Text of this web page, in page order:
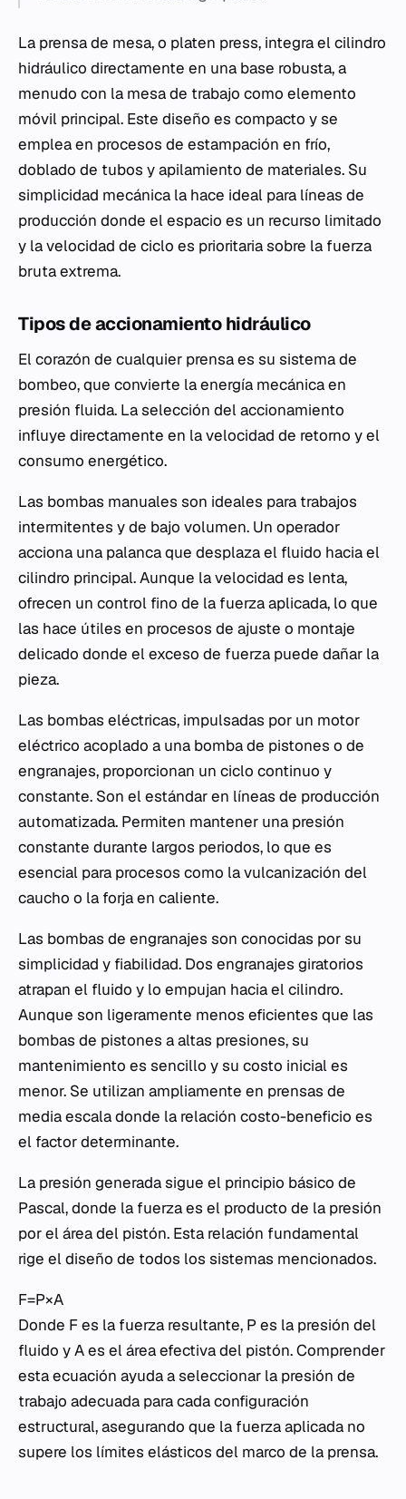
La prensa de mesa, o platen press, integra el cilindro
hidráulico directamente en una base robusta, a
menudo con la mesa de trabajo como elemento
móvil principal. Este diseño es compacto y se
emplea en procesos de estampación en frío,
doblado de tubos y apilamiento de materiales. Su
simplicidad mecánica la hace ideal para líneas de
producción donde el espacio es un recurso limitado
y la velocidad de ciclo es prioritaria sobre la fuerza
bruta extrema.
Tipos de accionamiento hidráulico
El corazón de cualquier prensa es su sistema de
bombeo, que convierte la energía mecánica en
presión fluida. La selección del accionamiento
influye directamente en la velocidad de retorno y el
consumo energético.
Las bombas manuales son ideales para trabajos
intermitentes y de bajo volumen. Un operador
acciona una palanca que desplaza el fluido hacia el
cilindro principal. Aunque la velocidad es lenta,
ofrecen un control fino de la fuerza aplicada, lo que
las hace útiles en procesos de ajuste o montaje
delicado donde el exceso de fuerza puede dañar la
pieza.
Las bombas eléctricas, impulsadas por un motor
eléctrico acoplado a una bomba de pistones o de
engranajes, proporcionan un ciclo continuo y
constante. Son el estándar en líneas de producción
automatizada. Permiten mantener una presión
constante durante largos periodos, lo que es
esencial para procesos como la vulcanización del
caucho o la forja en caliente.
Las bombas de engranajes son conocidas por su
simplicidad y fiabilidad. Dos engranajes giratorios
atrapan el fluido y lo empujan hacia el cilindro.
Aunque son ligeramente menos eficientes que las
bombas de pistones a altas presiones, su
mantenimiento es sencillo y su costo inicial es
menor. Se utilizan ampliamente en prensas de
media escala donde la relación costo-beneficio es
el factor determinante.
La presión generada sigue el principio básico de
Pascal, donde la fuerza es el producto de la presión
por el área del pistón. Esta relación fundamental
rige el diseño de todos los sistemas mencionados.
F=P×A
Donde Fes la fuerza resultante, Pes la presión del
fluido yAes el área efectiva del pistón. Comprender
esta ecuación ayuda a seleccionar la presión de
trabajo adecuada para cada configuración
estructural, asegurando que la fuerza aplicada no
supere los límites elásticos del marco de la prensa.